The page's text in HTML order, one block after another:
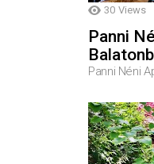
30 Views
Panni
Panni Néni